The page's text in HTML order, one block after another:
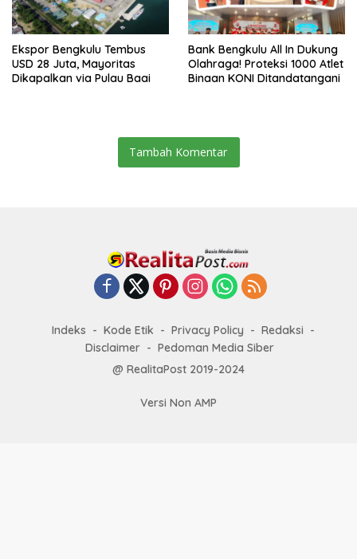
Ekspor Bengkulu Tembus
USD 28 Juta, Mayoritas
Dikapalkan via Pulau Baai
Bank Bengkulu All In Dukung
Olahraga! Proteksi 1000 Atlet
Binaan KONI Ditandatangani
Tambah Komentar
Indeks Kode Etik Privacy Policy
Redaksi
Disclaimer
Pedoman Media Siber
@ RealitaPost 2019-2024
Versi Non AMP